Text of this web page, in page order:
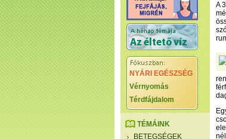
NYÁRI EGÉSZSÉG
Vérnyomás
Térdfájdalom
TÉMÁINK
BETEGSÉGEK
A